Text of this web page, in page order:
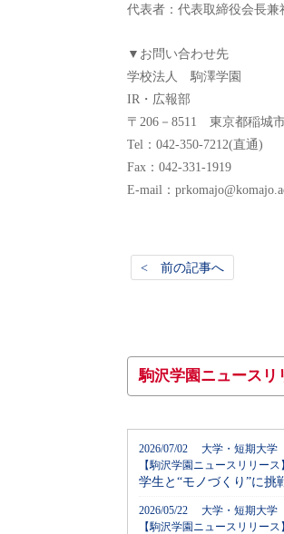
代表者：代表取締役会長
▼お問い合わせ先
学校法人 駒澤学園
IR・広報部
〒206－8511 東京都稲城
Tel：042-350-7212(直通)
Fax：042-331-1919
E-mail：
< 前の記事へ
駒沢学園ニュースリ
2026/07/02 大学・短期大学
【駒沢学園ニュースリリース
学生と“モノづくり”に
2026/05/22 大学・短期大学
【駒沢学園ニュースリリース